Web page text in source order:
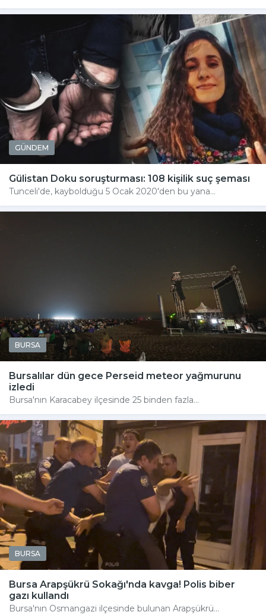
GÜNDEM
Gülistan Doku soruşturması: 108 kişilik suç şeması
Tunceli'de, kaybolduğu 5 Ocak 2020'den bu yana...
BURSA
Bursalılar dün gece Perseid meteor yağmurunu
izledi
Bursa'nın Karacabey ilçesinde 25 binden fazla...
BURSA
Bursa Arapşükrü Sokağı'nda kavga! Polis biber
gazı kullandı
Bursa'nın Osmangazi ilçesinde bulunan Arapşükrü...